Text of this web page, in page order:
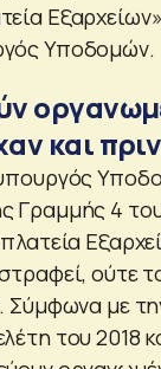
Υποδομών.
και
Γραμμής 4
ούτε
Σύμφωνα με
του 2018